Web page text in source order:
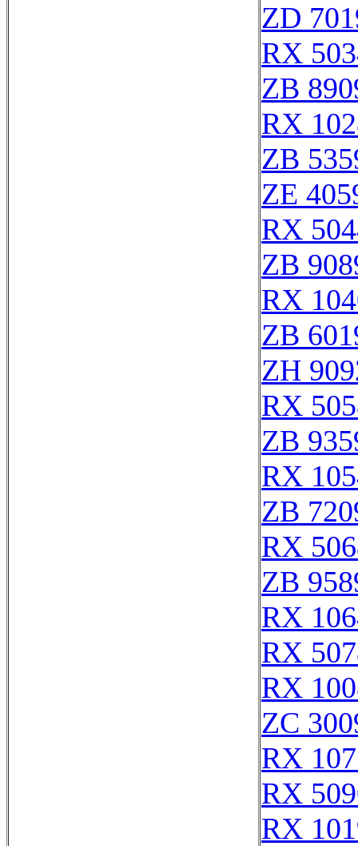
ZD
RX
ZB
RX
ZB
ZE
RX
ZB
RX
ZB
ZH
RX
ZB
RX
ZB
RX
ZB
RX
RX
RX
ZC
RX
RX
RX